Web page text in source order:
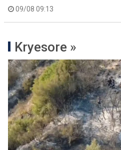
09/08 09:13
Kryesore »